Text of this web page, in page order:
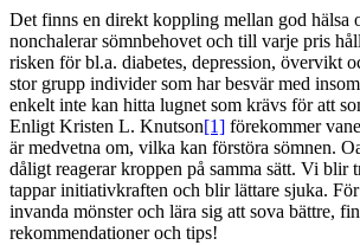
Det finns en direkt koppling mellan god hälsa
nonchalerar sömnbehovet och till varje pris
risken för bl.a. diabetes, depression, övervikt
stor grupp individer som har besvär med
enkelt inte kan hitta lugnet som krävs för att
Enligt Kristen L. Knutson[1] förekommer
är medvetna om, vilka kan förstöra sömnen.
dåligt reagerar kroppen på samma sätt. Vi blir
tappar initiativkraften och blir lättare sjuka.
invanda mönster och lära sig att sova bättre,
rekommendationer och tips!